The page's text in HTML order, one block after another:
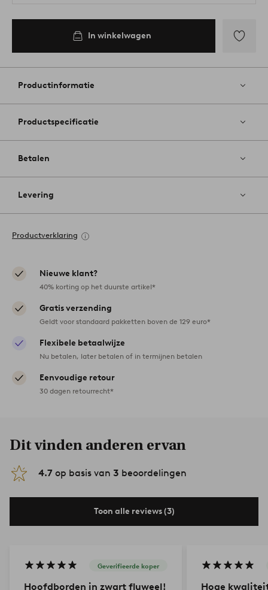
In winkelwagen
aan
Productinformatie
Productspecificatie
Betalen
Levering
Productverklaring
Nieuwe klant?
40% korting op het duurste artikel*
Gratis verzending
Geldt voor standaard pakketten boven de 129 euro*
Flexibele betaalwijze
Nu betalen, later betalen of in termijnen betalen
Eenvoudige retour
30 dagen retourrecht*
Dit vinden anderen ervan
4.7 op basis van 3 beoordelingen
Toon alle reviews (3)
Geverifieerde koper
Hoofdborden in zwart fluweel! Hoge